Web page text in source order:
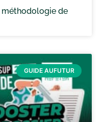
méthodologie de
GUIDE AUFUTUR